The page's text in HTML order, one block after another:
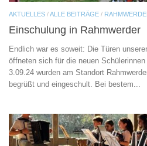
AKTUELLES /ALLE BEITRÄGE /
Einschulung in Rahmwerder
Endlich war es soweit: Die Türen
öffneten sich für die neuen
3.09.24 wurden am Standort
begrüßt und eingeschult. Bei bestem...